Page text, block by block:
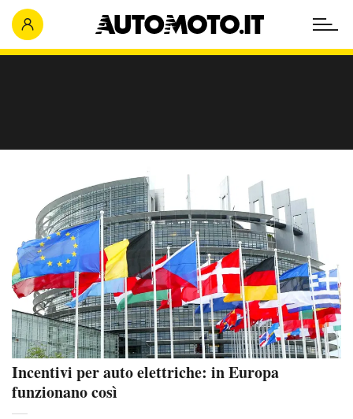
Incentivi per auto elettriche: in Europa
funzionano così